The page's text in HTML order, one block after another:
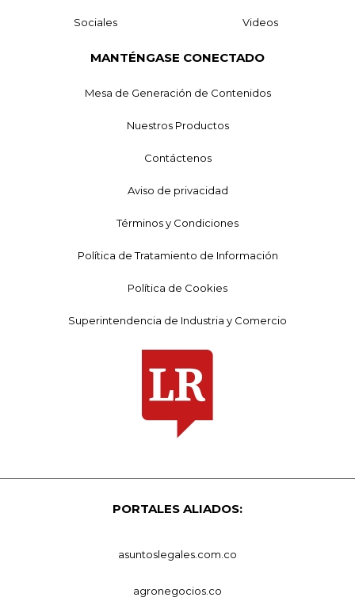
Sociales Videos
MANTÉNGASE CONECTADO
Mesa de Generación de Contenidos
Nuestros Productos
Contáctenos
Aviso de privacidad
Términos y Condiciones
Política de Tratamiento de Información
Política de Cookies
Superintendencia de Industria y Comercio
PORTALES ALIADOS:
asuntoslegales.com.co
agronegocios.co